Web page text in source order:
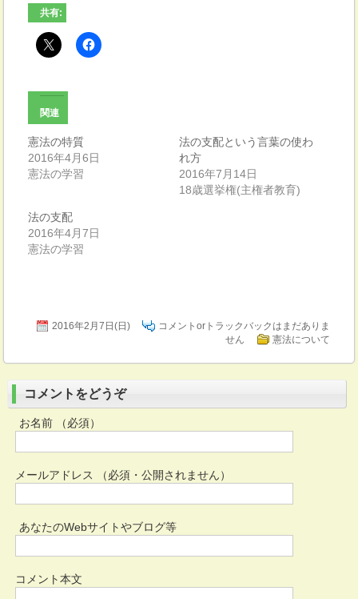
共有:
関連
憲法の特質
2016年4月6日
憲法の学習
法の支配という言葉の使わ
れ方
2016年7月14日
18歳選挙権(主権者教育)
法の支配
2016年4月7日
憲法の学習
2016年2月7日(日)
コメントorトラックバックはまだありま
せん
憲法について
コメントをどうぞ
お名前 （必須）
メールアドレス （必須・公開されません）
あなたのWebサイトやブログ等
コメント本文